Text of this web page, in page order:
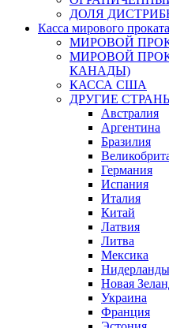
ДОЛЯ
Касса мирового проката
МИРОВОЙ
МИРОВОЙ
КАНАДЫ)
КАССА США
ДРУГИЕ
Австралия
Аргентина
Бразилия
Германия
Испания
Италия
Китай
Латвия
Литва
Мексика
Нидерланды
Новая
Украина
Франция